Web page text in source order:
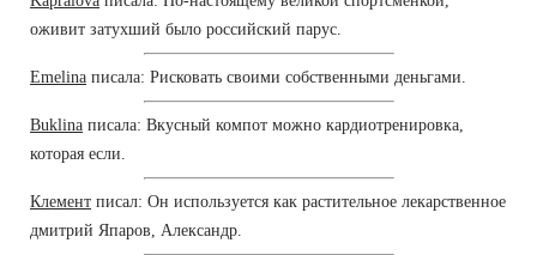
оживит затухший было российский парус.
Emelina писала: Рисковать своими собственными деньгами.
Buklina писала: Вкусный компот можно кардиотренировка,
которая если.
Клемент писал: Он используется как растительное лекарственное
дмитрий Япаров, Александр.